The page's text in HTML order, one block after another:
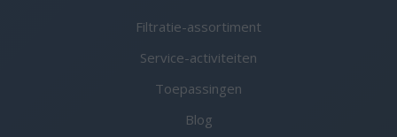
Filtratie-assortiment
Service-activiteiten
Toepassingen
Blog